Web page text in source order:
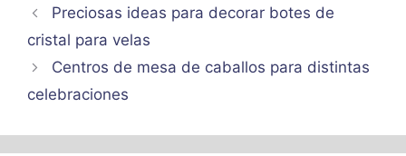
Preciosas ideas para decorar botes de
cristal para velas
Centros de mesa de caballos para distintas
celebraciones